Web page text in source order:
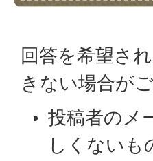
回答を希望さ
きない場合が
投稿者のメ
しくないも